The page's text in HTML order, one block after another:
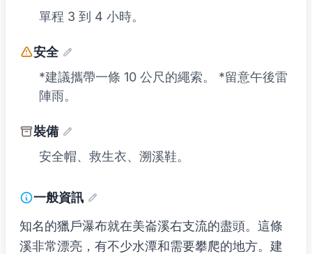
單程 3 到 4 小時。
安全
*建議攜帶一條 10 公尺的繩索。 *留意午後雷
陣雨。
裝備
安全帽、救生衣、溯溪鞋。
一般資訊
知名的獵戶瀑布就在美崙溪右支流的盡頭。這條
溪非常漂亮，有不少水潭和需要攀爬的地方。建